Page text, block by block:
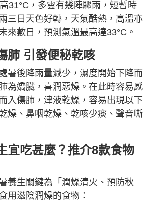
31°C，多雲有幾陣驟雨，短暫時
三日天色好轉，天氣酷熱，高溫亦
來數日，預測氣溫最高達33°C。
肺 引發便秘乾咳
暑後降雨量減少，濕度開始下降而
為嬌臟，喜潤惡燥。在此時容易感
入傷肺，津液乾燥，容易出現以下
燥、鼻咽乾燥、乾咳少痰、聲音嘶
宜吃甚麼？推介8款食物
養生關鍵為「潤燥清火、預防秋
用滋陰潤燥的食物：